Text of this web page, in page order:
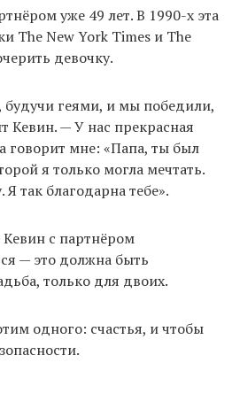
уже 49 лет. В 1990-х эта
The New York Times и The
девочку.
геями, и мы победили,
Кевин. — У нас прекрасная
говорит мне: «Папа, ты был
я только могла мечтать.
так благодарна тебе».
с партнёром
— это должна быть
только для двоих.
одного: счастья, и чтобы